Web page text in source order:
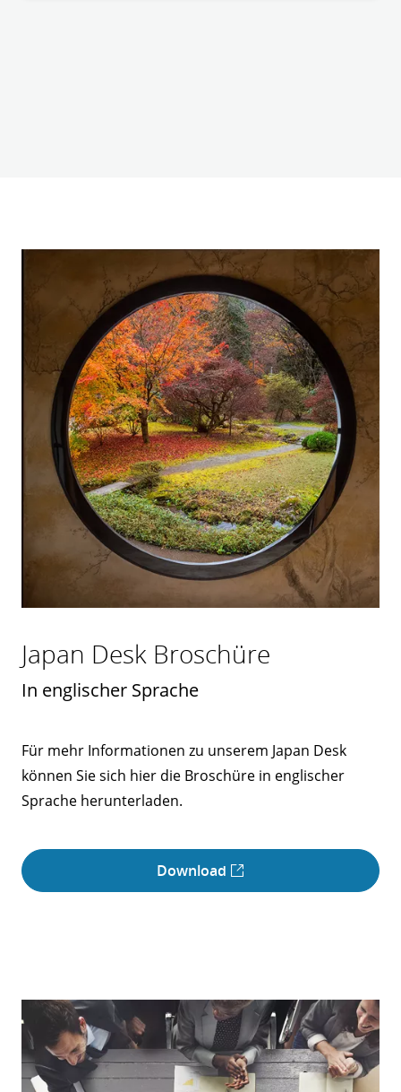
Japan Desk Broschüre
In englischer Sprache
Für mehr Informationen zu unserem Japan Desk
können Sie sich hier die Broschüre in englischer
Sprache herunterladen.
Download